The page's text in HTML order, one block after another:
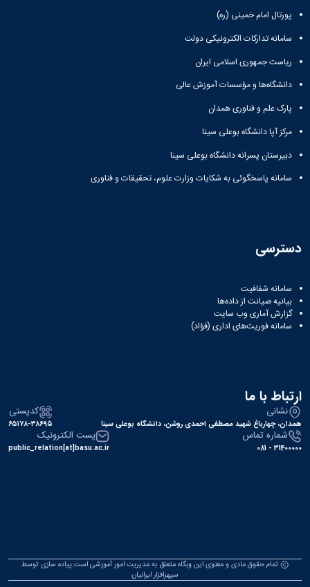
پورتال امام خمینی (ره)
سامانه تدارکات الکترونیکی دولت
ریاست جمهوری اسلامی ایران
دانشگاه‌ها و مؤسسات آموزش عالی
پارک علم و فناوری همدان
مرکز آپا دانشگاه بوعلی سینا
دبیرستان پسرانه دانشگاه بوعلی سینا
سامانه پاسخگوئی به شکایات وزارت علوم، تحقیقات و فناوری
دسترسی
سامانه شفافیت
بیانیه صیانت از داده‌ها
گزارش آماری وب‌ سایت
سامانه فوریت‌های اداری (فؤاد)
ارتباط با ما
نشانی
همدان، چهارباغ شهید مصطفی احمدی روشن، دانشگاه بوعلی سینا
کدپستی
۶۵۱۷۸-۳۸۶۹۵
شماره تماس
31400000 - 081
پست الکترونیک
public_relation[at]basu.ac.ir
تمام حقوق مادی و معنوی این وبگاه متعلق به مدیریت امور آموزشی است.پیاده سازی توسط
سپهرافزار ایرانیان